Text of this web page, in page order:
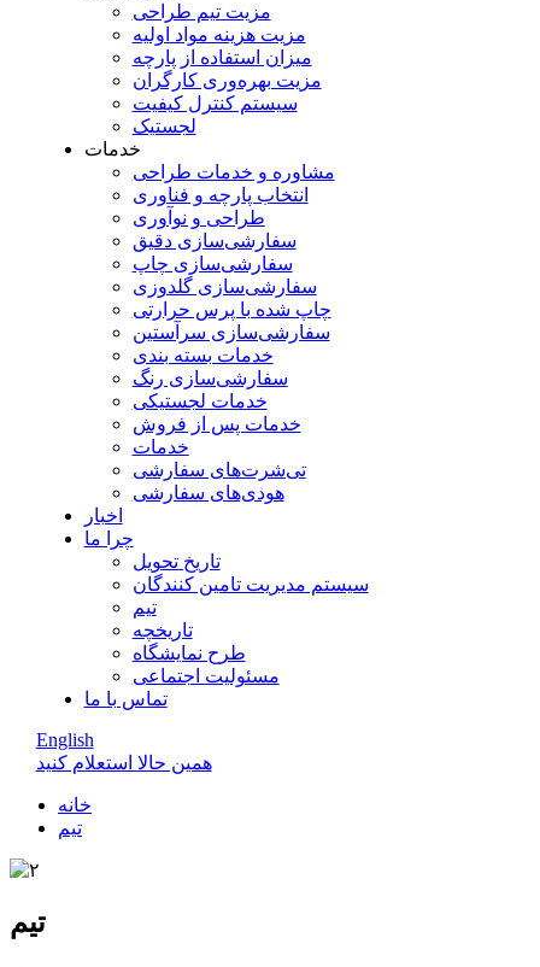
مزیت تیم طراحی
مزیت هزینه مواد اولیه
میزان استفاده از پارچه
مزیت بهره‌وری کارگران
سیستم کنترل کیفیت
لجستیک
خدمات
مشاوره و خدمات طراحی
انتخاب پارچه و فناوری
طراحی و نوآوری
سفارشی‌سازی دقیق
سفارشی‌سازی چاپ
سفارشی‌سازی گلدوزی
چاپ شده با پرس حرارتی
سفارشی‌سازی سرآستین
خدمات بسته بندی
سفارشی‌سازی رنگ
خدمات لجستیکی
خدمات پس از فروش
خدمات
تی‌شرت‌های سفارشی
هودی‌های سفارشی
اخبار
چرا ما
تاریخ تحویل
سیستم مدیریت تامین کنندگان
تیم
تاریخچه
طرح نمایشگاه
مسئولیت اجتماعی
تماس با ما
English
همین حالا استعلام کنید
خانه
تیم
تیم